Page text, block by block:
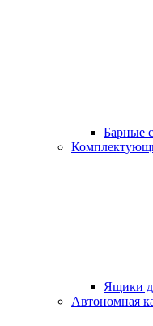
Барные
Ящики
Автономная